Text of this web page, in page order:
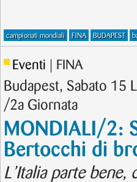
campionati mondiali FINA BUDAPEST
Eventi | FINA
Budapest, Sabato 15
/2a Giornata
MONDIALI/2:
Bertocchi di
L’Italia parte